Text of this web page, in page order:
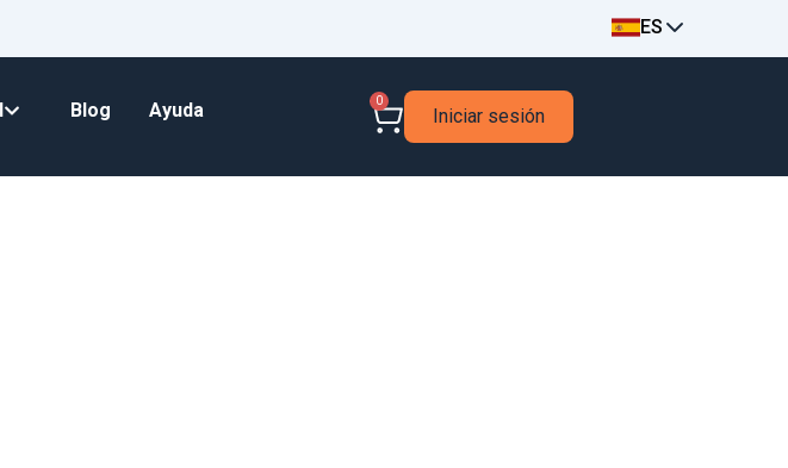
ES
Blog Ayuda 0
Iniciar sesión